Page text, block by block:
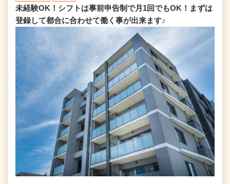
未経験OK！シフトは事前申告制で月1回でもOK！まずは
登録して都合に合わせて働く事が出来ます♪